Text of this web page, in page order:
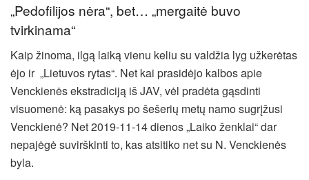
„Pedofilijos nėra“, bet… „mergaitė buvo
tvirkinama“
Kaip žinoma, ilgą laiką vienu keliu su valdžia lyg užkerėtas
ėjo ir „Lietuvos rytas“. Net kai prasidėjo kalbos apie
Venckienės ekstradiciją iš JAV, vėl pradėta gąsdinti
visuomenė: ką pasakys po šešerių metų namo sugrįžusi
Venckienė? Net 2019-11-14 dienos „Laiko ženklai“ dar
nepajėgė suvirškinti to, kas atsitiko net su N. Venckienės
byla.